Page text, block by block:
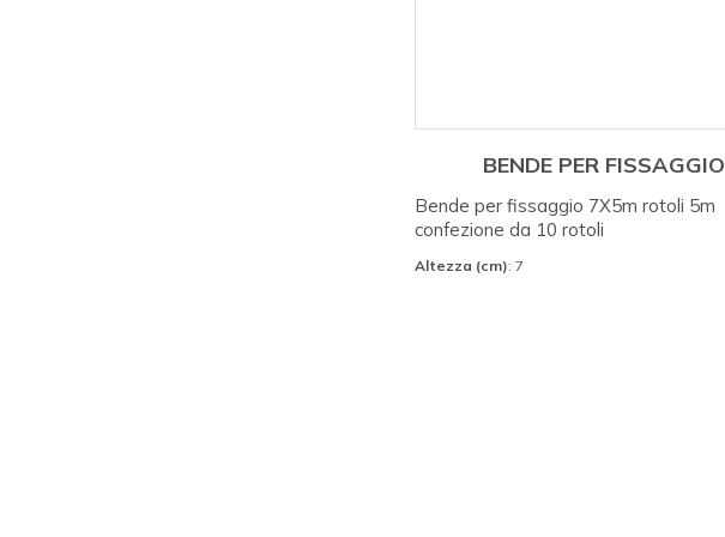
BENDE PER FISSAGGIO
Bende per fissaggio 7X5m rotoli 5m
confezione da 10 rotoli
Altezza (cm): 7